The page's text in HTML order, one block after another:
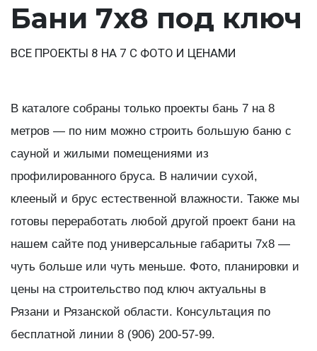
Бани 7х8 под ключ
ВСЕ ПРОЕКТЫ 8 НА 7 С ФОТО И ЦЕНАМИ
В каталоге собраны только проекты бань 7 на 8
метров — по ним можно строить большую баню с
сауной и жилыми помещениями из
профилированного бруса. В наличии сухой,
клееный и брус естественной влажности. Также мы
готовы переработать любой другой проект бани на
нашем сайте под универсальные габариты 7х8 —
чуть больше или чуть меньше. Фото, планировки и
цены на строительство под ключ актуальны в
Рязани и Рязанской области. Консультация по
бесплатной линии 8 (906) 200-57-99.